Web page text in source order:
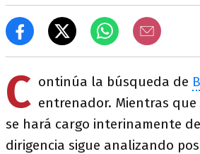
C ontinúa la búsqueda de
entrenador. Mientras que
se hará cargo interinamente
dirigencia sigue analizando